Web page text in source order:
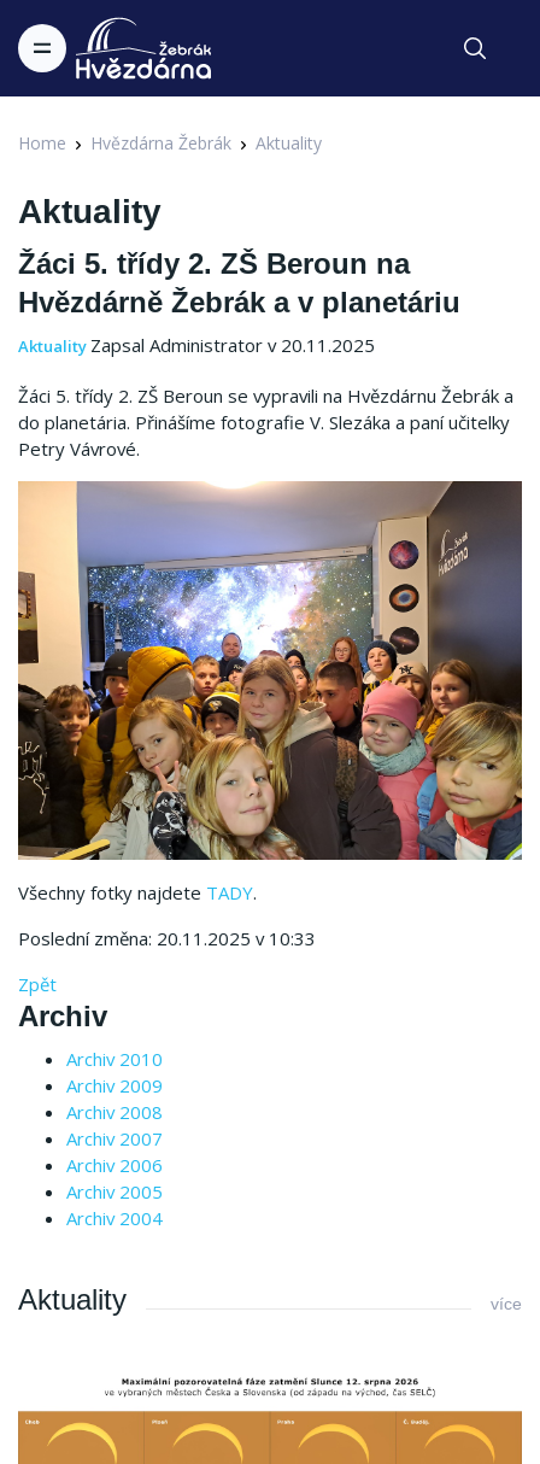
Home Hvězdárna Žebrák Aktuality
Aktuality
Žáci 5. třídy 2. ZŠ Beroun na
Hvězdárně Žebrák a v planetáriu
Aktuality Zapsal Administrator v 20.11.2025
Žáci 5. třídy 2. ZŠ Beroun se vypravili na Hvězdárnu Žebrák a
do planetária. Přinášíme fotografie V. Slezáka a paní učitelky
Petry Vávrové.
Všechny fotky najdete TADY.
Poslední změna: 20.11.2025 v 10:33
Zpět
Archiv
Archiv 2010
Archiv 2009
Archiv 2008
Archiv 2007
Archiv 2006
Archiv 2005
Archiv 2004
Aktuality více